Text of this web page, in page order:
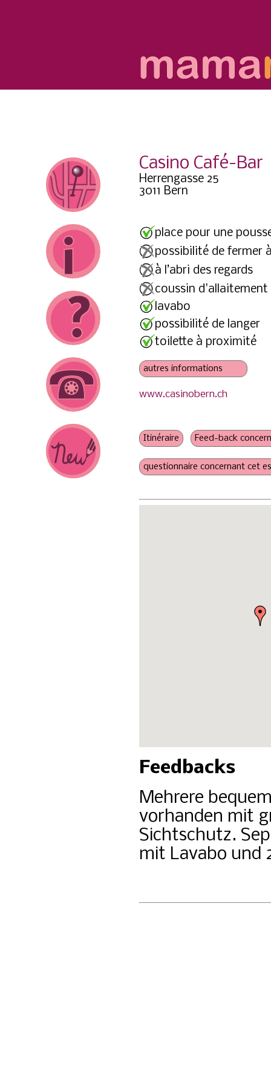
Casino Café-Bar
Herrengasse 25
3011 Bern
place pour une
possibilité de fermer
à l’abri des regards
coussin d'allaitement
lavabo
possibilité de langer
toilette à proximité
prise de courant
frères et sœurs
www.casinobern.ch
Feedbacks
Mehrere
vorhanden mit
Sichtschutz.
mit Lavabo und